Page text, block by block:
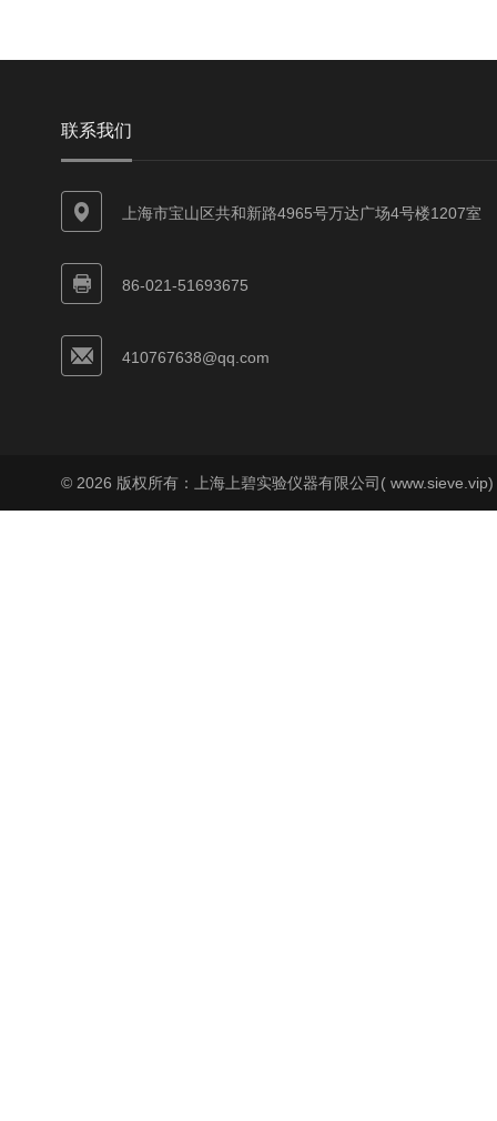
联系我们
上海市宝山区共和新路4965号万达广场4号楼1207室
86-021-51693675
410767638@qq.com
© 2026 版权所有：上海上碧实验仪器有限公司(